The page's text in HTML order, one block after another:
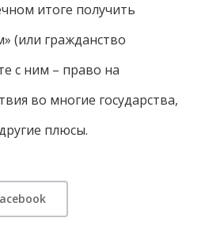
итоге получить
(или гражданство
с ним – право на
во многие государства,
плюсы.